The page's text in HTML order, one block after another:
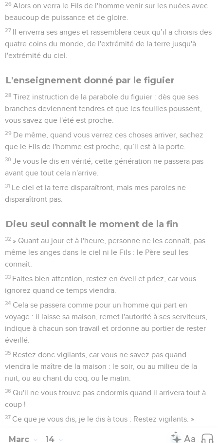
26 Alors on verra le Fils de l'homme venir sur les nuées avec
beaucoup de puissance et de gloire.
27 Il enverra ses anges et rassemblera ceux qu’il a choisis des
quatre coins du monde, de l'extrémité de la terre jusqu'à
l'extrémité du ciel.
L'enseignement donné par le figuier
28 Tirez instruction de la parabole du figuier : dès que ses
branches deviennent tendres et que les feuilles poussent,
vous savez que l'été est proche.
29 De même, quand vous verrez ces choses arriver, sachez
que le Fils de l'homme est proche, qu’il est à la porte.
30 Je vous le dis en vérité, cette génération ne passera pas
avant que tout cela n'arrive.
31 Le ciel et la terre disparaîtront, mais mes paroles ne
disparaîtront pas.
Dieu seul connaît le moment de la fin
32 » Quant au jour et à l'heure, personne ne les connaît, pas
même les anges dans le ciel ni le Fils : le Père seul les
connaît.
33 Faites bien attention, restez en éveil et priez, car vous
ignorez quand ce temps viendra.
34 Cela se passera comme pour un homme qui part en
voyage : il laisse sa maison, remet l'autorité à ses serviteurs,
indique à chacun son travail et ordonne au portier de rester
éveillé.
35 Restez donc vigilants, car vous ne savez pas quand
viendra le maître de la maison : le soir, ou au milieu de la
nuit, ou au chant du coq, ou le matin.
36 Qu'il ne vous trouve pas endormis quand il arrivera tout à
coup !
37 Ce que je vous dis, je le dis à tous : Restez vigilants. »
Marc 14